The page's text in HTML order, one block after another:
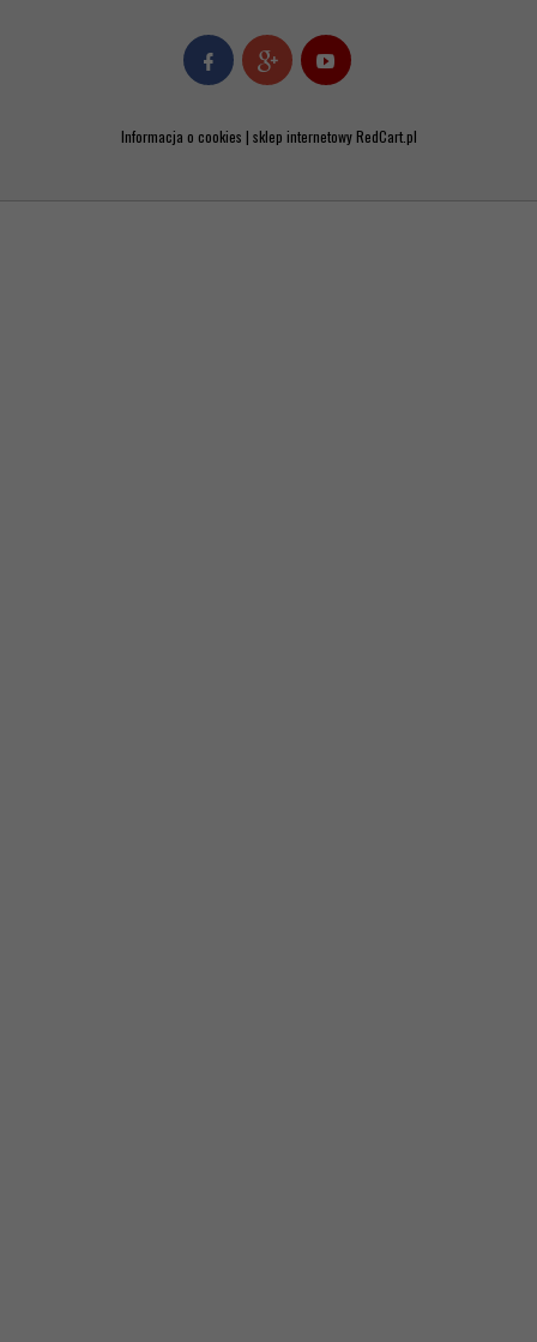
Informacja o cookies | sklep internetowyRedCart.pl